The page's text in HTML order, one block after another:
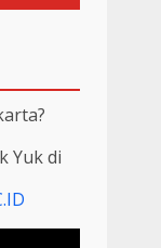
Yuk di